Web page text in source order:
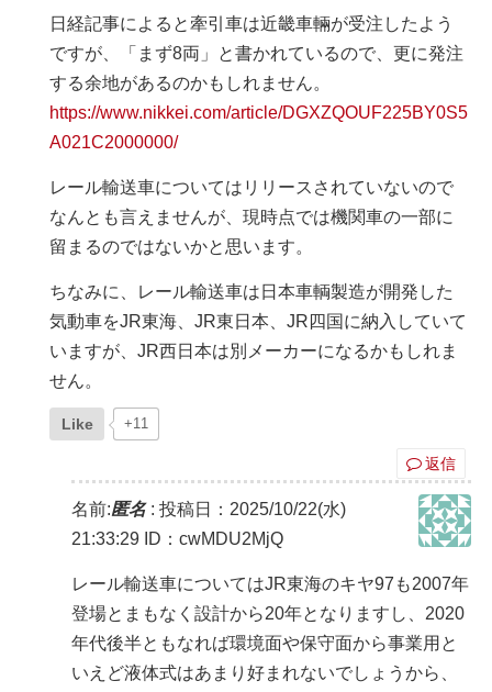
日経記事によると牽引車は近畿車輛が受注したよう
ですが、「まず8両」と書かれているので、更に発注
する余地があるのかもしれません。
https://www.nikkei.com/article/DGXZQOUF225BY0S5
A021C2000000/
レール輸送車についてはリリースされていないので
なんとも言えませんが、現時点では機関車の一部に
留まるのではないかと思います。
ちなみに、レール輸送車は日本車輌製造が開発した
気動車をJR東海、JR東日本、JR四国に納入していて
いますが、JR西日本は別メーカーになるかもしれま
せん。
Like +11
返信
名前:匿名: 投稿日：2025/10/22(水)
21:33:29 ID：cwMDU2MjQ
レール輸送車についてはJR東海のキヤ97も2007年
登場とまもなく設計から20年となりますし、2020
年代後半ともなれば環境面や保守面から事業用と
いえど液体式はあまり好まれないでしょうから、